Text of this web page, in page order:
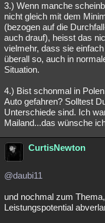
3.) Wenn manche
nicht gleich mit dem
(bezogen auf die
auch drauf), heisst das
vielmehr, dass sie
überall so, auch in
Situation.
4.) Bist schonmal in
Auto gefahren? Solltest
Unterschiede sind. Ich
Mailand...das wünsche
CurtisNewton
@daubi11
und nochmal zum
Leistungspotential